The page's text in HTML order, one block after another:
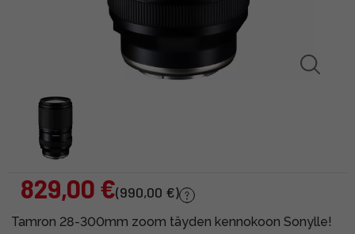
829,00 €(990,00 €)
Tamron 28-300mm zoom täyden kennokoon Sonylle!